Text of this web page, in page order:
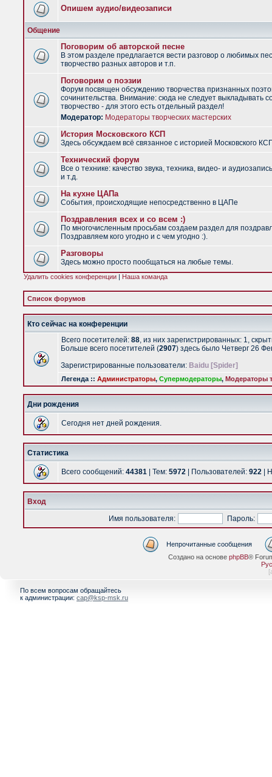
Опишем аудио/видеозаписи
Общение
Поговорим об авторской песне
В этом разделе предлагается вести разговор о любимых
творчество разных авторов и т.п.
Поговорим о поэзии
Форум посвящен обсуждению творчества признанных
сочинительства. Внимание: сюда не следует выкладывать
творчество - для этого есть отдельный раздел!
Модератор: Модераторы творческих мастерских
История Московского КСП
Здесь обсуждаем всё связанное с историей Московского
Технический форум
Все о технике: качество звука, техника, видео- и
и т.д.
На кухне ЦАПа
События, происходящие непосредственно в ЦАПе
Поздравления всех и со всем :)
По многочисленным просьбам создаем раздел для
Поздравляем кого угодно и с чем угодно :).
Разговоры
Здесь можно просто пообщаться на любые темы.
Удалить cookies конференции | Наша команда
Список форумов
Кто сейчас на конференции
Всего посетителей: 88, из них зарегистрированных: 1,
Больше всего посетителей (2907) здесь было Четверг 26
Зарегистрированные пользователи: Baidu [Spider]
Легенда :: Администраторы, Супермодераторы, Модераторы
Дни рождения
Сегодня нет дней рождения.
Статистика
Всего сообщений: 44381 | Тем: 5972 | Пользователей: 922 |
Вход
Имя пользователя:
Пароль:
Непрочитанные сообщения
Создано на основе phpBB®
[
По всем вопросам обращайтесь
к администрации: cap@ksp-msk.ru